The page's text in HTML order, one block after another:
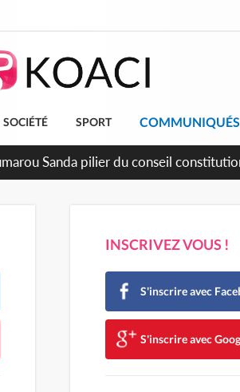
SOCIÉTÉ SPORT COMMUNIQUÉS
mis en fourrière pour conduite
INSCRIVEZ VOUS !
S'inscrire avec
S'inscrire avec